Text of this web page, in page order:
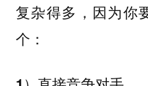
复杂得多，因为你
个：